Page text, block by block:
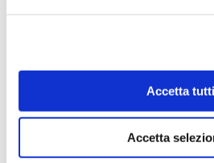
Accetta tutti
Accetta
dell’arte. Al centro
libro di Kandinsky:
dell’arte che pone in
l’interiorità